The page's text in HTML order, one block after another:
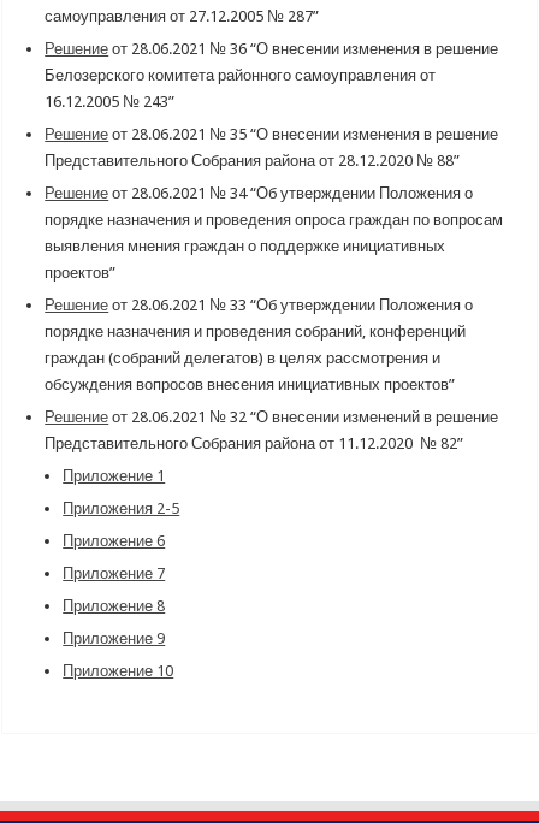
самоуправления от 27.12.2005 № 287”
Решение от 28.06.2021 № 36 “О внесении изменения в решение
Белозерского комитета районного самоуправления от
16.12.2005 № 243”
Решение от 28.06.2021 № 35 “О внесении изменения в решение
Представительного Собрания района от 28.12.2020 № 88”
Решение от 28.06.2021 № 34 “Об утверждении Положения о
порядке назначения и проведения опроса граждан по вопросам
выявления мнения граждан о поддержке инициативных
проектов”
Решение от 28.06.2021 № 33 “Об утверждении Положения о
порядке назначения и проведения собраний, конференций
граждан (собраний делегатов) в целях рассмотрения и
обсуждения вопросов внесения инициативных проектов”
Решение от 28.06.2021 № 32 “О внесении изменений в решение
Представительного Собрания района от 11.12.2020 № 82”
Приложение 1
Приложения 2-5
Приложение 6
Приложение 7
Приложение 8
Приложение 9
Приложение 10